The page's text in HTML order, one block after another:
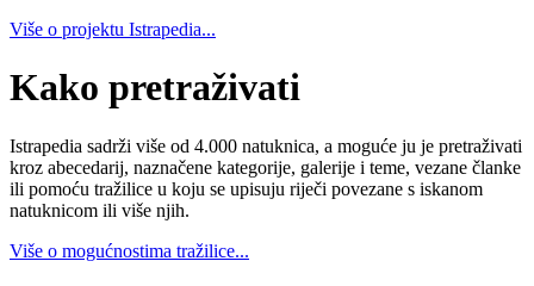
Više o projektu Istrapedia...
Kako pretraživati
Istrapedia sadrži više od 4.000 natuknica, a moguće ju je pretraživati
kroz abecedarij, naznačene kategorije, galerije i teme, vezane članke
ili pomoću tražilice u koju se upisuju riječi povezane s iskanom
natuknicom ili više njih.
Više o mogućnostima tražilice...